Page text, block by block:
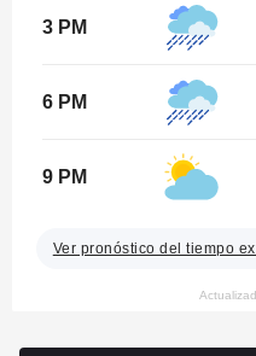
3 PM
6 PM
9 PM
Ver pronóstico del tiempo